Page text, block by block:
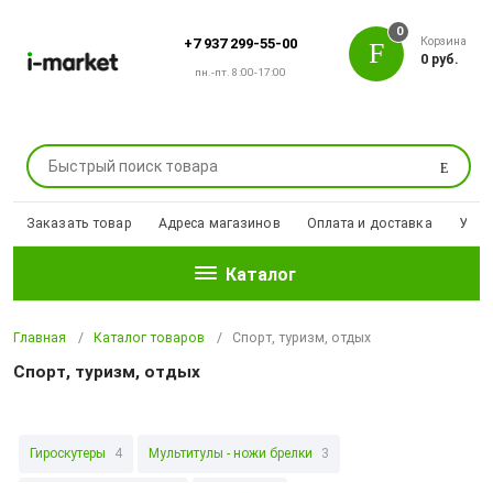
+7 937 299-55-00
пн.-пт. 8:00-17:00
Поиск
0
Корзина
0 руб.
Заказать товар Адреса магазинов Оплата и доставка
Каталог
Главная Каталог товаров Спорт, туризм, отдых
Спорт, туризм, отдых
Гироскутеры 4 Мультитулы - ножи брелки 3